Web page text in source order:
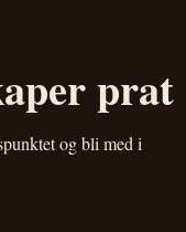
prat
og bli med i